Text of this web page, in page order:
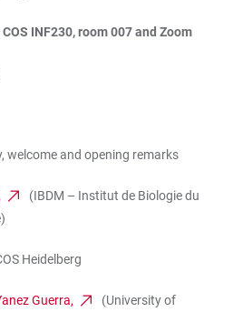
INF230, room 007 and Zoom
welcome and opening remarks
(IBDM – Institut de Biologie du
Heidelberg
Guerra,
(University of